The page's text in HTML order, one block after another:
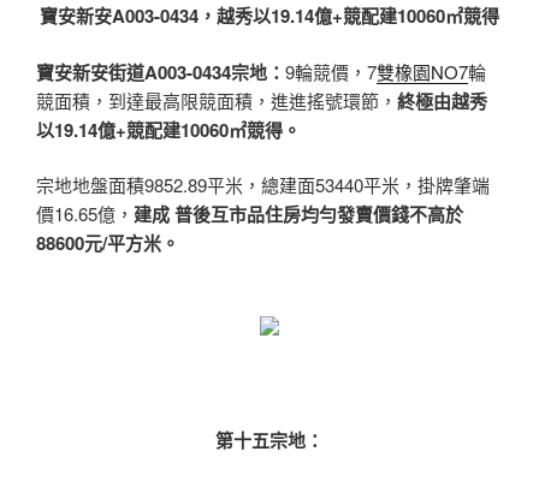
寶安新安A003-0434， 越秀以19.14億+競配建10060㎡競得
寶安新安街道A003-0434宗地： 9輪競價，7雙橡園NO7輪
競面積，到達最高限競面積，進進搖號環節， 終極由越秀
以19.14億+競配建10060㎡競得。
宗地地盤面積9852.89平米，總建面53440平米，掛牌肇端
價16.65億， 建成 普後互市品住房均勻發賣價錢不高於
88600元/平方米。
第十五宗地：